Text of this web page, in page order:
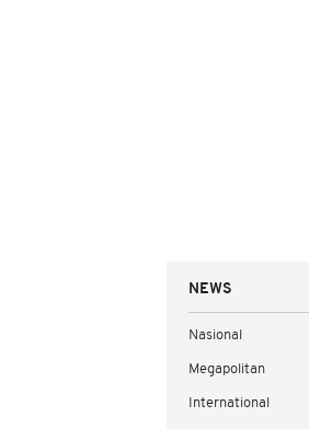
NEWS
Nasional
Megapolitan
International